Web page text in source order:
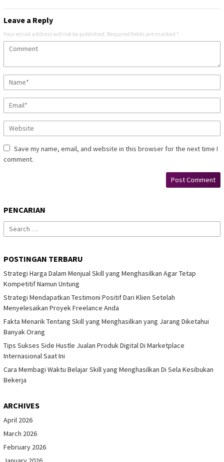
Leave a Reply
Your email address will not be published. Required fields are marked *
Save my name, email, and website in this browser for the next time I
comment.
PENCARIAN
Search
for:
POSTINGAN TERBARU
Strategi Harga Dalam Menjual Skill yang Menghasilkan Agar Tetap
Kompetitif Namun Untung
Strategi Mendapatkan Testimoni Positif Dari Klien Setelah
Menyelesaikan Proyek Freelance Anda
Fakta Menarik Tentang Skill yang Menghasilkan yang Jarang Diketahui
Banyak Orang
Tips Sukses Side Hustle Jualan Produk Digital Di Marketplace
Internasional Saat Ini
Cara Membagi Waktu Belajar Skill yang Menghasilkan Di Sela Kesibukan
Bekerja
ARCHIVES
April 2026
March 2026
February 2026